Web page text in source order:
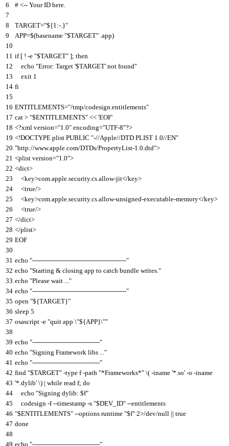
6
7
8
9
10
11
12
13
14
15
16
17
18
19
20
21
22
23
24
25
26
27
28
29
30
31
32
33
34
35
36
37
38
39
40
41
42
43
44
45
46
47
48
49
# <-- Your ID here.
TARGET="${1:-.}"
APP=$(basename "$TARGET" app)
if [ ! -e "$TARGET" ]; then
echo "Error: Target '$TARGET' not found"
exit 1
fi
ENTITLEMENTS="/tmp/codesign.entitlements"
cat > "$ENTITLEMENTS" << 'EOF'
<?xml version="1.0" encoding="UTF-8"?>
<!DOCTYPE plist PUBLIC "-//Apple//DTD PLIST 1.0//EN"
"http://www.apple.com/DTDs/PropertyList-1.0.dtd">
<plist version="1.0">
<dict>
<key>com apple security.cs allow-jit</key>
<true/>
<key>com apple security.cs allow-unsigned-executable-memory</key>
<true/>
</dict>
</plist>
EOF
echo "----------------------------------------------"
echo "Starting & closing app to catch bundle writes."
echo "Please wait ..."
echo "----------------------------------------------"
open "${TARGET}"
sleep 5
osascript -e "quit app \"${APP}\""
echo "---------------------------------"
echo "Signing Framework libs ..."
echo "---------------------------------"
find "$TARGET" -type f -path "*Frameworks*" \( -iname '*.so' -o -iname
'*.dylib' \) | while read f; do
echo "Signing dylib: $f"
codesign -f --timestamp -s "$DEV_ID" --entitlements
"$ENTITLEMENTS" --options runtime "$f" 2>/dev/null || true
done
echo "---------------------------------"